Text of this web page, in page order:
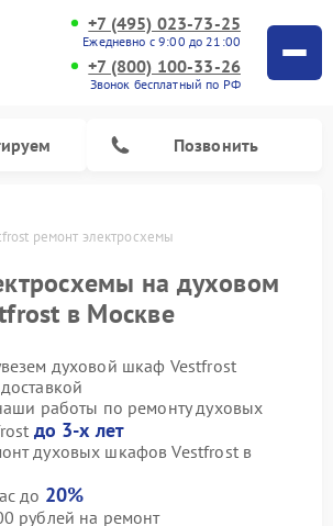
+7 (495) 023-73-25
Ежедневно с 9:00 до 21:00
+7 (800) 100-33-26
Звонок бесплатный по РФ
Позвонить
ремонт электросхемы
на духовом
в Москве
духовой шкаф Vestfrost
работы по ремонту духовых
до 3-х лет
духовых шкафов Vestfrost в
до 20%
рублей на ремонт